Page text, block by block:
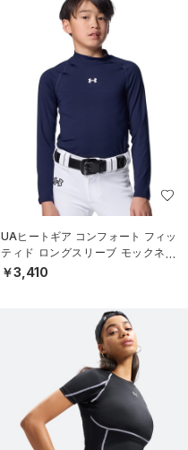
UAヒートギア コンフォート フィッ
ティド ロングスリーブ モックネッ
ク シャツ（ベースボール/BOYS）
￥3,410